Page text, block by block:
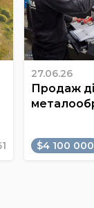
27.06.26
Продаж
$4 100 000